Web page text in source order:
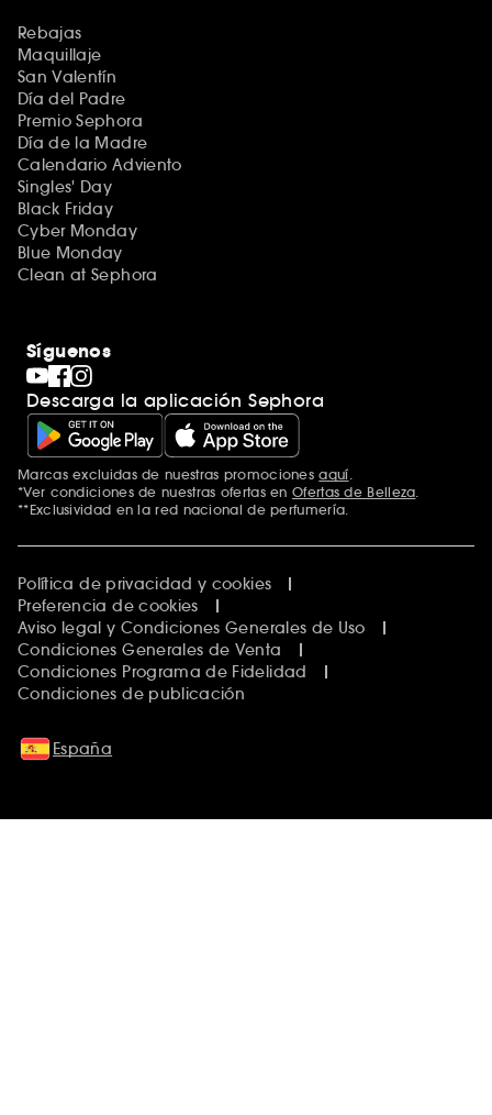
Rebajas
Maquillaje
San Valentín
Día del Padre
Premio Sephora
Día de la Madre
Calendario Adviento
Singles' Day
Black Friday
Cyber Monday
Blue Monday
Clean at Sephora
Síguenos
Descarga la aplicación Sephora
Marcas excluidas de nuestras promocionesaquí
*Ver condiciones de nuestras ofertas en Ofertas de Belleza
**Exclusividad en la red nacional de perfumería.
Política de privacidad y cookies
Preferencia de cookies
Aviso legal y Condiciones Generales de Uso
Condiciones Generales de Venta
Condiciones Programa de Fidelidad
Condiciones de publicación
España